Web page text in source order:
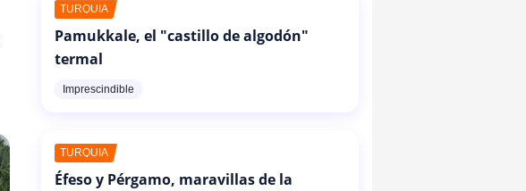
TURQUÍA
Pamukkale, el "castillo de algodón"
termal
Imprescindible
TURQUÍA
Éfeso y Pérgamo, maravillas de la